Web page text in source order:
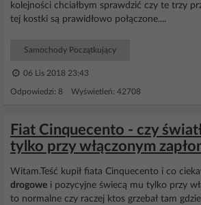
kolejności chciałbym sprawdzić czy te trzy
tej kostki są prawidłowo połączone....
Samochody Początkujący
06 Lis 2018 23:43
Odpowiedzi: 8 Wyświetleń: 42708
Fiat Cinquecento - czy
tylko przy włączonym
Witam.Teść kupił fiata Cinquecento i co
drogowe i pozycyjne świecą mu tylko przy
to normalne czy raczej ktos grzebał tam